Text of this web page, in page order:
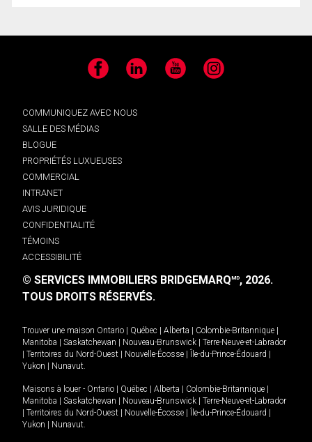
Facebook LinkedIn YouTube Instagram
COMMUNIQUEZ AVEC NOUS
SALLE DES MÉDIAS
BLOGUE
PROPRIÉTÉS LUXUEUSES
COMMERCIAL
INTRANET
AVIS JURIDIQUE
CONFIDENTIALITÉ
TÉMOINS
ACCESSIBILITÉ
© SERVICES IMMOBILIERS BRIDGEMARQMD, 2026.
TOUS DROITS RÉSERVÉS.
Trouver une maison Ontario Québec Alberta Colombie-Britannique
Manitoba
Saskatchewan Nouveau-Brunswick
Terre-Neuve-et-Labrador
Territoires du Nord-Ouest Nouvelle-Écosse Île-du-Prince-Édouard
Yukon
Nunavut.
Maisons à louer - Ontario Québec Alberta Colombie-Britannique
Manitoba
Saskatchewan Nouveau-Brunswick
Terre-Neuve-et-Labrador
Territoires du Nord-Ouest Nouvelle-Écosse Île-du-Prince-Édouard
Yukon
Nunavut.